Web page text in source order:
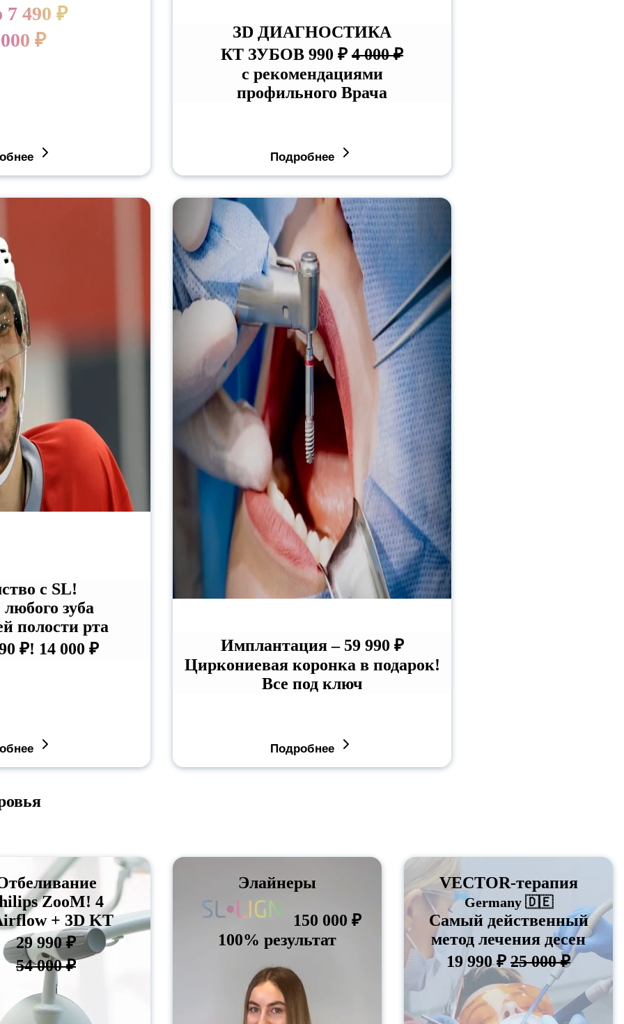
7 490 ₽
₽
ЗD ДИАГНОСТИКА
КТ ЗУБОВ 990 ₽ 4 000 ₽
с рекомендациями
профильного Врача
Подробнее
с SL!
зуба
полости рта
₽! 14 000 ₽
Имплантация – 59 990 ₽
Циркониевая коронка в подарок!
Все под ключ
Подробнее
ZooM! 4
+ 3D KT
29 990 ₽
54 000 ₽
Элайнеры
150 000 ₽
100% результат
VECTOR-терапия
Germany 🇩🇪
Cамый действенный
метод лечения десен
19 990 ₽ 25 000 ₽